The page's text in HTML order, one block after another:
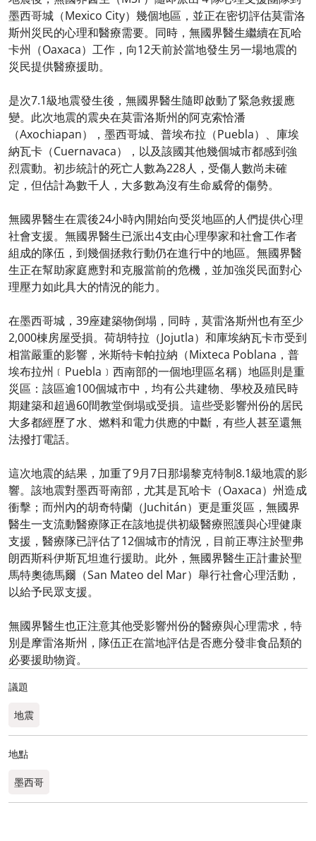
墨西哥城（Mexico City）幾個地區，並正在密切評估莫雷洛
斯州災民的心理和醫療需要。同時，無國界醫生繼續在瓦哈
卡州（Oaxaca）工作，向12天前於當地發生另一場地震的
災民提供醫療援助。
是次7.1級地震發生後，無國界醫生隨即啟動了緊急救援應
變。此次地震的震央在莫雷洛斯州的阿克索恰潘
（Axochiapan），墨西哥城、普埃布拉（Puebla）、庫埃
納瓦卡（Cuernavaca），以及該國其他幾個城市都感到強
烈震動。初步統計的死亡人數為228人，受傷人數尚未確
定，但估計為數千人，大多數為沒有生命威脅的傷勢。
無國界醫生在震後24小時內開始向受災地區的人們提供心理
社會支援。無國界醫生已派出4支由心理學家和社會工作者
組成的隊伍，到幾個拯救行動仍在進行中的地區。無國界醫
生正在幫助家庭應對和克服當前的危機，並加強災民面對心
理壓力如此具大的情況的能力。
在墨西哥城，39座建築物倒塌，同時，莫雷洛斯州也有至少
2,000棟房屋受損。荷胡特拉（Jojutla）和庫埃納瓦卡市受到
相當嚴重的影響，米斯特卡帕拉納（Mixteca Poblana，普
埃布拉州﹝Puebla﹞西南部的一個地理區名稱）地區則是重
災區：該區逾100個城市中，均有公共建物、學校及殖民時
期建築和超過60間教堂倒塌或受損。這些受影響州份的居民
大多都經歷了水、燃料和電力供應的中斷，有些人甚至還無
法撥打電話。
這次地震的結果，加重了9月7日那場黎克特制8.1級地震的影
響。該地震對墨西哥南部，尤其是瓦哈卡（Oaxaca）州造成
衝擊；而州內的胡奇特蘭（Juchitán）更是重災區，無國界
醫生一支流動醫療隊正在該地提供初級醫療照護與心理健康
支援，醫療隊已評估了12個城市的情況，目前正專注於聖弗
朗西斯科伊斯瓦坦進行援助。此外，無國界醫生正計畫於聖
馬特奧德馬爾（San Mateo del Mar）舉行社會心理活動，
以給予民眾支援。
無國界醫生也正注意其他受影響州份的醫療與心理需求，特
別是摩雷洛斯州，隊伍正在當地評估是否應分發非食品類的
必要援助物資。
議題
地震
地點
墨西哥